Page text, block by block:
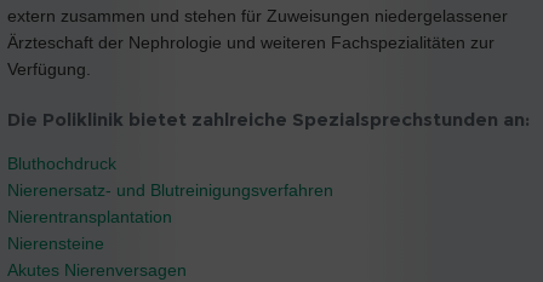
extern zusammen und stehen für Zuweisungen niedergelassener
Ärzteschaft der Nephrologie und weiteren Fachspezialitäten zur
Verfügung.
Die Poliklinik bietet zahlreiche Spezialsprechstunden an:
Bluthochdruck
Nierenersatz- und Blutreinigungsverfahren
Nierentransplantation
Nierensteine
Akutes Nierenversagen